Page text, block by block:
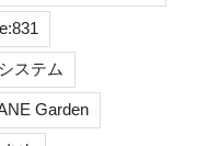
ステム
Garden